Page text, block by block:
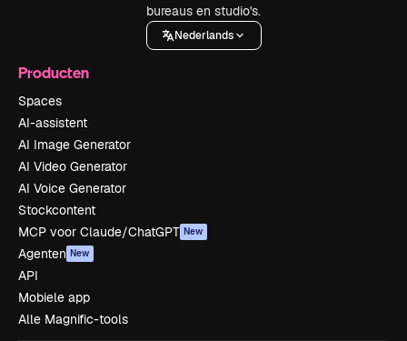
bureaus en studio's.
Nederlands
Producten
Spaces
AI-assistent
AI Image Generator
AI Video Generator
AI Voice Generator
Stockcontent
MCP voor Claude/ChatGPT New
Agenten New
API
Mobiele app
Alle Magnific-tools